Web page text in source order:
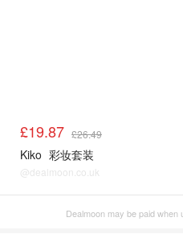
£19.87 £26.49
Kiko 彩妆套装
@dealmoon.co.uk
Dealmoon may be paid when